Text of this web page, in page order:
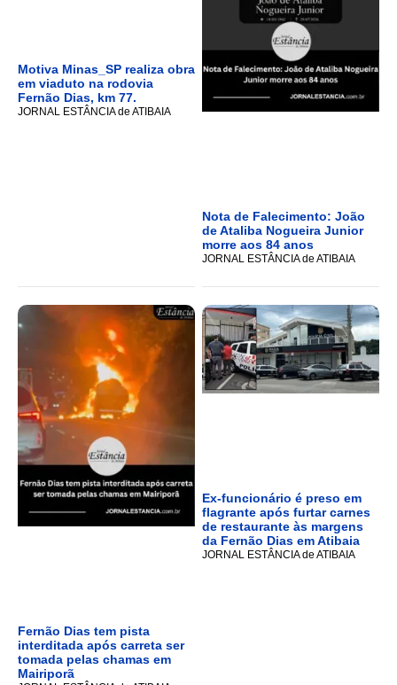
Motiva Minas_SP realiza obra
em viaduto na rodovia
Fernão Dias, km 77.
JORNAL ESTÂNCIA de ATIBAIA
Nota de Falecimento: João
de Ataliba Nogueira Junior
morre aos 84 anos
JORNAL ESTÂNCIA de ATIBAIA
Fernão Dias tem pista
interditada após carreta ser
tomada pelas chamas em
Mairiporã
Ex-funcionário é preso em
flagrante após furtar carnes
de restaurante às margens
da Fernão Dias em Atibaia
JORNAL ESTÂNCIA de ATIBAIA